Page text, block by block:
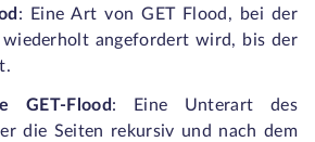
: Eine Art von GET Flood, bei der
wiederholt angefordert wird, bis der
GET-Flood : Eine Unterart des
die Seiten rekursiv und nach dem